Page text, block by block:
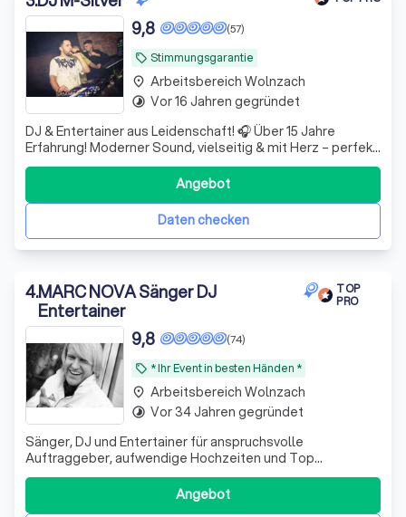
local_offer Stimmungsgarantie
(57)
9,8
DJ & Entertainer aus Leidenschaft! 🎧 Über 15 Jahre
Erfahrung! Moderner Sound, vielseitig & mit Herz – perfekt
für jede Feier. Für jung und alt, mit Veranstaltungstechnik
Daten checken
Angebot
place Arbeitsbereich Wolnzach
timelapse Vor 16 Jahren gegründet
4.MARC NOVA Sänger DJ
Entertainer
TOP
PRO
local_offer * Ihr Event in besten Händen *
(74)
9,8
Sänger, DJ und Entertainer für anspruchsvolle
Auftraggeber, aufwendige Hochzeiten und Top
Firmenevents * Berufsmusiker seit 1994 * über 3200
erfolgreiche Events * Hi-End Licht und
Beschallungstechnik
Angebot
place Arbeitsbereich Wolnzach
timelapse Vor 34 Jahren gegründet